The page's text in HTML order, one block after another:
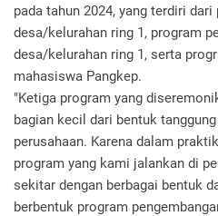
pada tahun 2024, yang terdiri dari
desa/kelurahan ring 1, program
desa/kelurahan ring 1, serta
mahasiswa Pangkep.
"Ketiga program yang
bagian kecil dari bentuk
perusahaan. Karena dalam
program yang kami jalankan di
sekitar dengan berbagai bentuk
berbentuk program